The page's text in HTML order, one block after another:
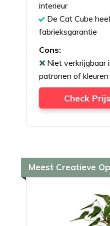
interieur
De Cat Cube
fabrieksgarantie
Cons:
Niet verkrijgbaar
patronen of kleuren
Check
Meest Creatieve